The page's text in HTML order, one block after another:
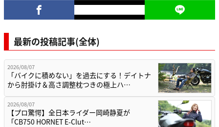
最新の投稿記事(全体)
2026/08/07
「バイクに積めない」を過去にする！デイトナ
から肘掛け＆高さ調整枕つきの極上ハ…
2026/08/07
【プロ驚愕】全日本ライダー岡崎静夏が
「CB750 HORNET E-Clut…